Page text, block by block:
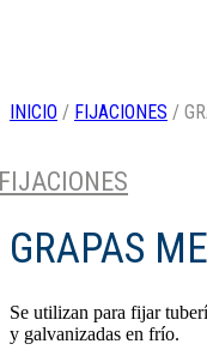
INICIO / FIJACIONES /
GRAPAS
Se utilizan para fijar
y galvanizadas en frío.